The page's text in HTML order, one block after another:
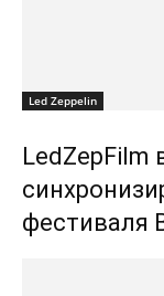
Led Zeppelin
LedZepFilm
фестиваля